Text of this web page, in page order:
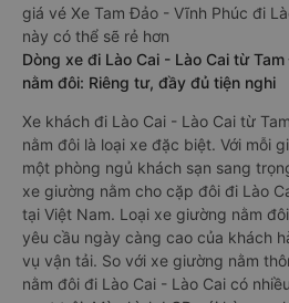
giá vé Xe Tam Đảo - Vĩnh Phúc đi
này có thể sẽ rẻ hơn
Dòng xe đi Lào Cai - Lào Cai từ
nằm đôi: Riêng tư, đầy đủ tiện nghi
Xe khách đi Lào Cai - Lào Cai từ
nằm đôi là loại xe đặc biệt. Với mỗi
một phòng ngủ khách sạn sang
xe giường nằm cho cặp đôi đi Lào
tại Việt Nam. Loại xe giường nằm
yêu cầu ngày càng cao của khách
vụ vận tải. So với xe giường nằm
nằm đôi đi Lào Cai - Lào Cai có